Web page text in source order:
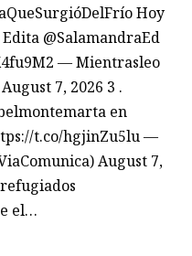
Hoy
@SalamandraEd
— Mientrasleo
7, 2026 3 .
en
t.co/hgjinZu5lu —
August 7,
el…